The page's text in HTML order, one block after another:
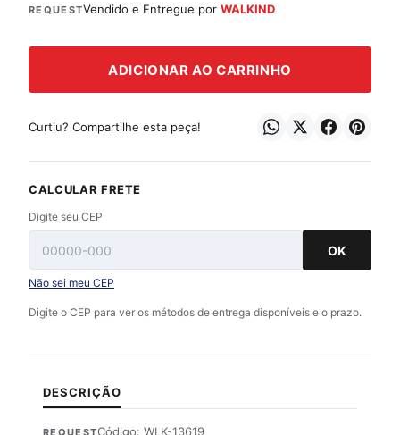
REQUESTVendido e Entregue porWALKIND
ADICIONAR AO CARRINHO
Curtiu? Compartilhe esta peça!
CALCULAR FRETE
Digite seu CEP
OK
Não sei meu CEP
Digite o CEP para ver os métodos de entrega disponíveis e o prazo.
DESCRIÇÃO
REQUESTCódigo: WLK-13619